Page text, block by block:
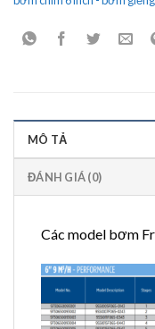
MÔ TẢ
ĐÁNH GIÁ (0)
Các model bơm